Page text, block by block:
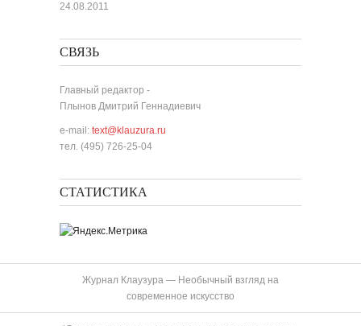
24.08.2011
СВЯЗЬ
Главный редактор -
Плынов Дмитрий Геннадиевич
e-mail: text@klauzura.ru
тел. (495) 726-25-04
СТАТИСТИКА
Журнал Клаузура — Необычный взгляд на
современное искусство